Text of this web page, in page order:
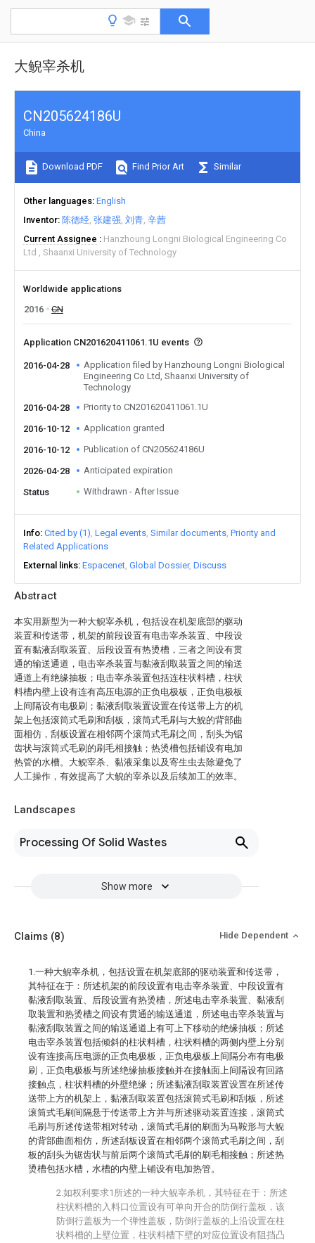
大鲵宰杀机
Abstract
本实用新型为一种大鲵宰杀机，包括设在机架底部的驱动
装置和传送带，机架的前段设置有电击宰杀装置、中段设
置有黏液刮取装置、后段设置有热烫槽，三者之间设有贯
通的输送通道，电击宰杀装置与黏液刮取装置之间的输送
通道上有绝缘抽板；电击宰杀装置包括连柱状料槽，柱状
料槽内壁上设有连有高压电源的正负电极板，正负电极板
上间隔设有电极刷；黏液刮取装置设置在传送带上方的机
架上包括滚筒式毛刷和刮板，滚筒式毛刷与大鲵的背部曲
面相仿，刮板设置在相邻两个滚筒式毛刷之间，刮头为锯
齿状与滚筒式毛刷的刷毛相接触；热烫槽包括铺设有电加
热管的水槽。大鲵宰杀、黏液采集以及寄生虫去除避免了
人工操作，有效提高了大鲵的宰杀以及后续加工的效率。
Landscapes
Processing Of Solid Wastes
Show more
CN205624186U
China
Download PDF Find Prior Art Similar
Other languages English
Inventor 陈德经 张建强 刘青 辛茜
Current Assignee
Hanzhoung Longni Biological Engineering Co
Ltd
Shaanxi University of Technology
Worldwide applications
2016
CN
Application CN201620411061.1U events
2016-04-28
Application filed by Hanzhoung Longni Biological
Engineering Co Ltd, Shaanxi University of
Technology
2016-04-28
Priority to CN201620411061.1U
2016-10-12 Application granted
2016-10-12 Publication of CN205624186U
2026-04-28 Anticipated expiration
Status Withdrawn - After Issue
Info Cited by (1) Legal events Similar documents Priority and
Related Applications
External links Espacenet Global Dossier Discuss
Claims (8) Hide Dependent
1.一种大鲵宰杀机，包括设置在机架底部的驱动装置和传送带，
其特征在于：所述机架的前段设置有电击宰杀装置、中段设置有
黏液刮取装置、后段设置有热烫槽，所述电击宰杀装置、黏液刮
取装置和热烫槽之间设有贯通的输送通道，所述电击宰杀装置与
黏液刮取装置之间的输送通道上有可上下移动的绝缘抽板；所述
电击宰杀装置包括倾斜的柱状料槽，柱状料槽的两侧内壁上分别
设有连接高压电源的正负电极板，正负电极板上间隔分布有电极
刷，正负电极板与所述绝缘抽板接触并在接触面上间隔设有回路
接触点，柱状料槽的外壁绝缘；所述黏液刮取装置设置在所述传
送带上方的机架上，黏液刮取装置包括滚筒式毛刷和刮板，所述
滚筒式毛刷间隔悬于传送带上方并与所述驱动装置连接，滚筒式
毛刷与所述传送带相对转动，滚筒式毛刷的刷面为马鞍形与大鲵
的背部曲面相仿，所述刮板设置在相邻两个滚筒式毛刷之间，刮
板的刮头为锯齿状与前后两个滚筒式毛刷的刷毛相接触；所述热
烫槽包括水槽，水槽的内壁上铺设有电加热管。
2.如权利要求1所述的一种大鲵宰杀机，其特征在于：所述
柱状料槽的入料口位置设有可单向开合的防倒行盖板，该
防倒行盖板为一个弹性盖板，防倒行盖板的上沿设置在柱
状料槽的上壁位置，柱状料槽下壁的对应位置设有阻挡凸